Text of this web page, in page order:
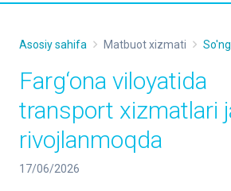
Asosiy sahifa Matbuot xizmati
Farg‘ona viloyatida
transport xizmatlari
rivojlanmoqda
17/06/2026